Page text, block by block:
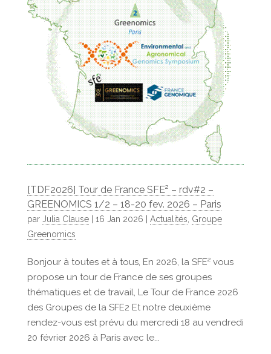
[TDF2026] Tour de France SFE² – rdv#2 –
GREENOMICS 1/2 – 18-20 fev. 2026 – Paris
par Julia Clause| 16 Jan 2026 Actualités Groupe
Greenomics
Bonjour à toutes et à tous, En 2026, la SFE² vous
propose un tour de France de ses groupes
thématiques et de travail, Le Tour de France 2026
des Groupes de la SFE2 Et notre deuxième
rendez-vous est prévu du mercredi 18 au vendredi
20 février 2026 à Paris avec le...